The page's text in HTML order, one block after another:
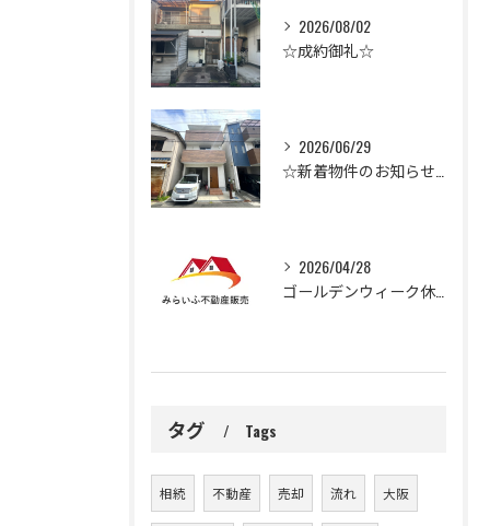
2026/08/02
☆成約御礼☆
2026/06/29
2026/04/28
ゴールデンウィーク休業のお知らせ
タグ Tags
相続 不動産 売却 流れ 大阪